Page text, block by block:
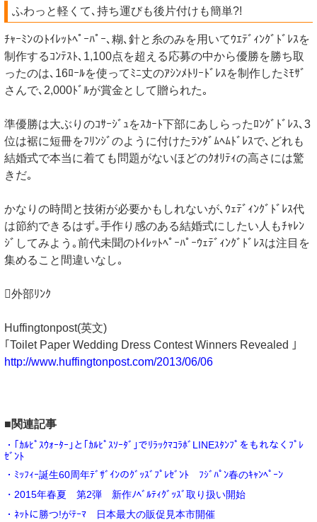
ふわっと軽くて､持ち運びも後片付けも簡単?!
ﾁｬｰﾐﾝのﾄｲﾚｯﾄﾍﾟｰﾊﾟｰ､糊､針と糸のみを用いてｳｴﾃﾞｨﾝｸﾞﾄﾞﾚｽを
制作するｺﾝﾃｽﾄ､1,100点を超える応募の中から優勝を勝ち取
ったのは､16ﾛｰﾙを使ってﾐﾆ丈のｱｼﾝﾒﾄﾘｰﾄﾞﾚｽを制作したﾐﾓｻﾞ
さんで､2,000ﾄﾞﾙが賞金として贈られた｡
準優勝は大ぶりのｺｻｰｼﾞｭをｽｶｰﾄ下部にあしらったﾛﾝｸﾞﾄﾞﾚｽ､3
位は裾に短冊をﾌﾘﾝｼﾞのように付けたﾗﾝﾀﾞﾑﾍﾑﾄﾞﾚｽで､どれも
結婚式で本当に着ても問題がないほどのｸｵﾘﾃｨの高さには驚
きだ｡
かなりの時間と技術が必要かもしれないが､ｳｪﾃﾞｨﾝｸﾞﾄﾞﾚｽ代
は節約できるはず｡手作り感のある結婚式にしたい人もﾁｬﾚﾝ
ｼﾞしてみよう｡前代未聞のﾄｲﾚｯﾄﾍﾟｰﾊﾟｰｳｪﾃﾞｨﾝｸﾞﾄﾞﾚｽは注目を
集めること間違いなし｡
外部ﾘﾝｸ
Huffingtonpost(英文)
｢Toilet Paper Wedding Dress Contest Winners Revealed ｣
http://www.huffingtonpost.com/2013/06/06
■関連記事
・｢ｶﾙﾋﾟｽｳｫｰﾀｰ｣と｢ｶﾙﾋﾟｽｿｰﾀﾞ｣でﾘﾗｯｸﾏｺﾗﾎﾞLINEｽﾀﾝﾌﾟをもれなくﾌﾟﾚ
ｾﾞﾝﾄ
・ﾐｯﾌｨｰ誕生60周年ﾃﾞｻﾞｲﾝのｸﾞｯｽﾞﾌﾟﾚｾﾞﾝﾄ ﾌｼﾞﾊﾟﾝ春のｷｬﾝﾍﾟｰﾝ
・2015年春夏 第2弾 新作ﾉﾍﾞﾙﾃｨｸﾞｯｽﾞ取り扱い開始
・ﾈｯﾄに勝つ!がﾃｰﾏ 日本最大の販促見本市開催